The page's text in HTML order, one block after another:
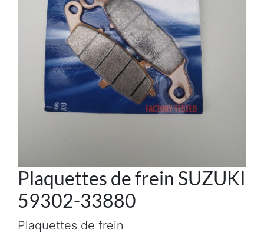
Plaquettes de frein SUZUKI
59302-33880
Plaquettes de frein